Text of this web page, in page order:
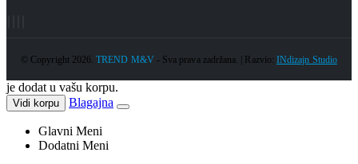
© Copyright 2026.TREND M&V- Sva prava zadržana. | Razvio: INdizajn Studio
je dodat u vašu korpu.
Vidi korpu Blagajna
Glavni Meni
Dodatni Meni